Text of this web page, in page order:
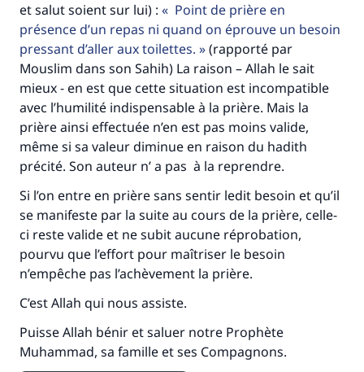
et salut soient sur lui) :
Point de prière en
présence d’un repas ni quand on éprouve un besoin
pressant d’aller aux toilettes.
(rapporté par
Mouslim dans son Sahih) La raison – Allah le sait
mieux - en est que cette situation est incompatible
avec l’humilité indispensable à la prière. Mais la
prière ainsi effectuée n’en est pas moins valide,
même si sa valeur diminue en raison du hadith
précité. Son auteur n’ a pas à la reprendre.
Si l’on entre en prière sans sentir ledit besoin et qu’il
se manifeste par la suite au cours de la prière, celle-
ci reste valide et ne subit aucune réprobation,
pourvu que l’effort pour maîtriser le besoin
n’empêche pas l’achèvement la prière.
C’est Allah qui nous assiste.
Puisse Allah bénir et saluer notre Prophète
Muhammad, sa famille et ses Compagnons.
Faites une différence dans la vie de
millions de personnes grâce à votre
contribution
Aidez nous à apporter des réponses.
Le Messager d'Allah (Paix sur lui) a dit:
"Celui qui indique une bonne action obtient la